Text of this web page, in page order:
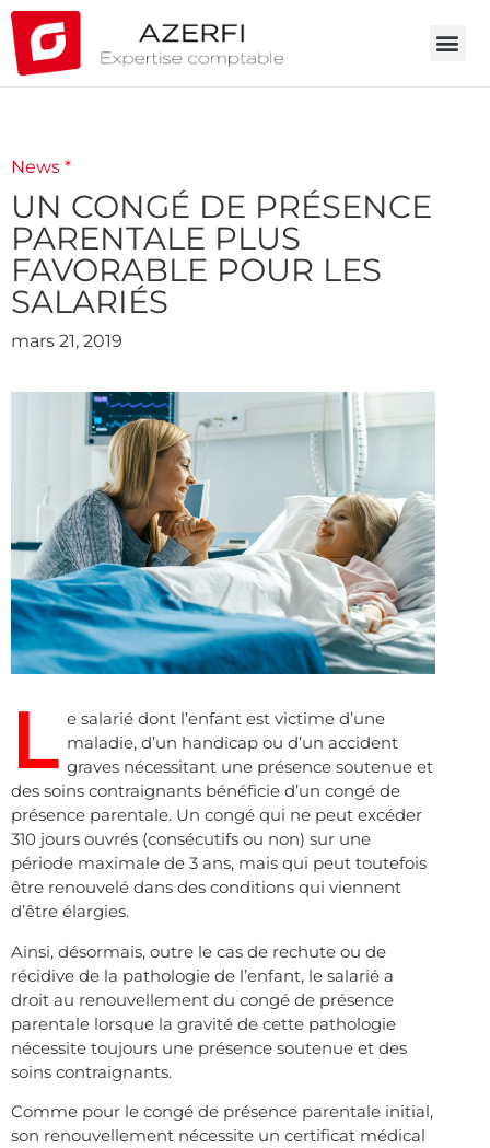
News *
UN CONGÉ DE PRÉSENCE
PARENTALE PLUS
FAVORABLE POUR LES
SALARIÉS
mars 21, 2019
L e salarié dont l’enfant est victime d’une
maladie, d’un handicap ou d’un accident
graves nécessitant une présence soutenue et
des soins contraignants bénéficie d’un congé de
présence parentale. Un congé qui ne peut excéder
310 jours ouvrés (consécutifs ou non) sur une
période maximale de 3 ans, mais qui peut toutefois
être renouvelé dans des conditions qui viennent
d’être élargies.
Ainsi, désormais, outre le cas de rechute ou de
récidive de la pathologie de l’enfant, le salarié a
droit au renouvellement du congé de présence
parentale lorsque la gravité de cette pathologie
nécessite toujours une présence soutenue et des
soins contraignants.
Comme pour le congé de présence parentale initial,
son renouvellement nécessite un certificat médical